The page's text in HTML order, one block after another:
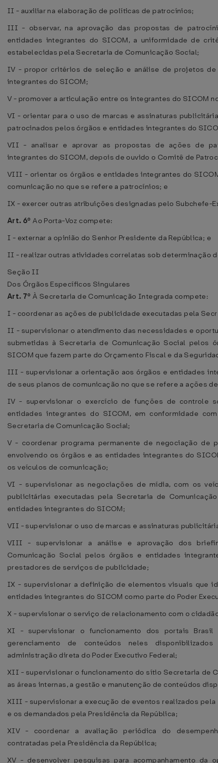
II - auxiliar na elaboração de políticas de patrocínios;
III - observar, na aprovação das propostas de
entidades integrantes do SICOM, a uniformidade de
estabelecidas pela Secretaria de Comunicação Social;
IV - propor critérios de seleção e análise de projetos
integrantes do SICOM;
V - promover a articulação entre os integrantes do SICOM
VI - orientar para o uso de marcas e assinaturas
patrocinados pelos órgãos e entidades integrantes do
VII - analisar e aprovar as propostas de ações de
integrantes do SICOM, depois de ouvido o Comitê de
VIII - orientar os órgãos e entidades integrantes do
comunicação no que se refere a patrocínios; e
IX - exercer outras atribuições designadas pelo Subchefe-
Art. 6ºAo Porta-Voz compete:
I - externar a opinião do Senhor Presidente da República; e
II - realizar outras atividades correlatas sob determinação
Seção II
Dos Órgãos Específicos Singulares
Art. 7ºÀ Secretaria de Comunicação Integrada compete:
I - coordenar as ações de publicidade executadas pela
II - supervisionar o atendimento das necessidades e
submetidas à Secretaria de Comunicação Social pelos
SICOM que fazem parte do Orçamento Fiscal e da
III - supervisionar a orientação aos órgãos e entidades
de seus planos de comunicação no que se refere a ações
IV - supervisionar o exercício de funções de controle
entidades integrantes do SICOM, em conformidade
Secretaria de Comunicação Social;
V - coordenar programa permanente de negociação de
envolvendo os órgãos e as entidades integrantes do
os veículos de comunicação;
VI - supervisionar as negociações de mídia, com os
publicitárias executadas pela Secretaria de
entidades integrantes do SICOM;
VII - supervisionar o uso de marcas e assinaturas
VIII - supervisionar a análise e aprovação dos
Comunicação Social pelos órgãos e entidades
prestadores de serviços de publicidade;
IX - supervisionar a definição de elementos visuais que
entidades integrantes do SICOM como parte do Poder
X - supervisionar o serviço de relacionamento com o
XI - supervisionar o funcionamento dos portais
gerenciamento de conteúdos neles
administração direta do Poder Executivo Federal;
XII - supervisionar o funcionamento do sítio Secretaria de
as áreas internas, a gestão e manutenção de conteúdos
XIII - supervisionar a execução de eventos realizados
e os demandados pela Presidência da República;
XIV - coordenar a avaliação periódica do
contratadas pela Presidência da República;
XV - desenvolver pesquisas para acompanhamento da